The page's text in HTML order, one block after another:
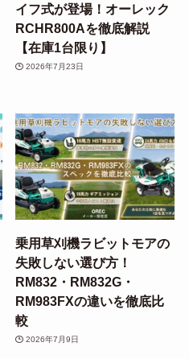
イフ式が登場！オーレック
RCHR800Aを徹底解説
【在庫1台限り】
2026年7月23日
乗用草刈機ラビットモアの
失敗しない選び方！
RM832・RM832G・
RM983FXの違いを徹底比
較
2026年7月9日